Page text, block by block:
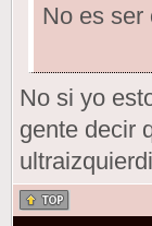
No es ser
No si yo
gente decir